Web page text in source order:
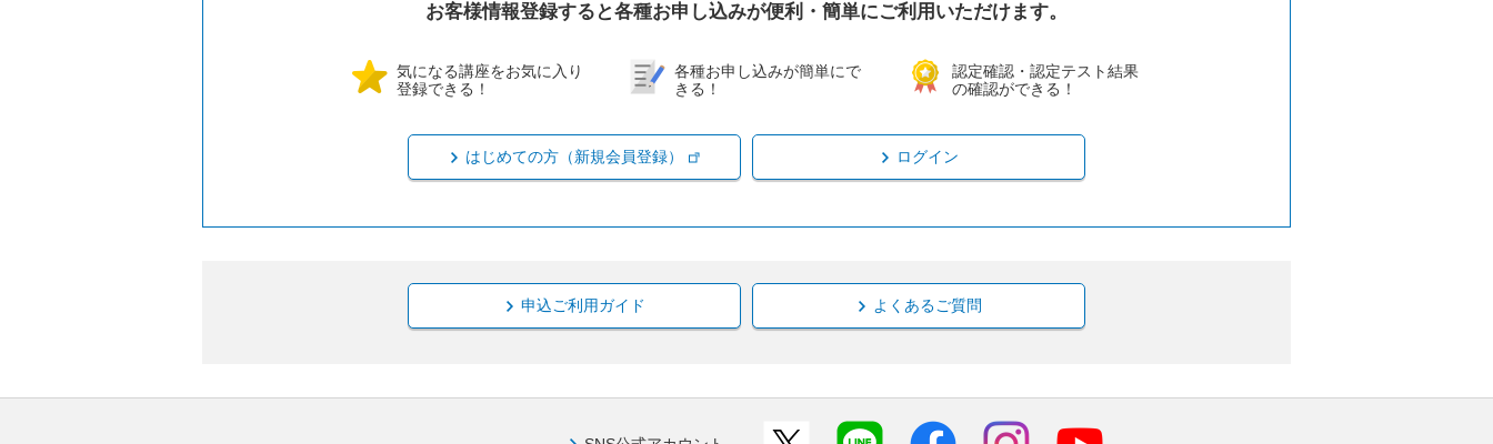
お客様情報登録すると各種お申し込みが便利・簡単にご利用いただけます。
気になる講座をお気に入り
登録できる！
各種お申し込みが簡単にで
きる！
認定確認・認定テスト結果
の確認ができる！
はじめての方（新規会員登録） ログイン
申込ご利用ガイド よくあるご質問